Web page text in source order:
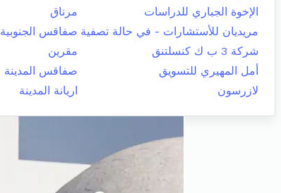
الإخوة الجباري للدراسات
مرناق
مريديان للأستشارات - في حالة تصفية صفاقس الجنوبية
شركة 3 ب ك كنسلتنق
مقرين
أمل المهيري للتسويق
صفاقس المدينة
لازرسون
اريانة المدينة